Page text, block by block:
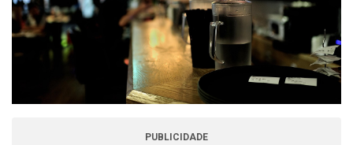
PUBLICIDADE